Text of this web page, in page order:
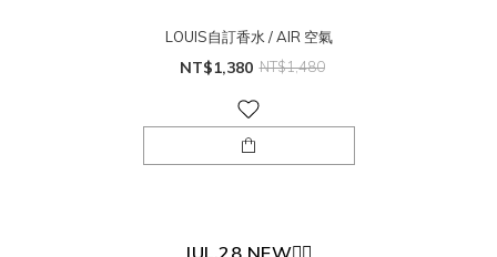
LOUIS自訂香水 / AIR 空氣
NT$1,380 NT$1,480